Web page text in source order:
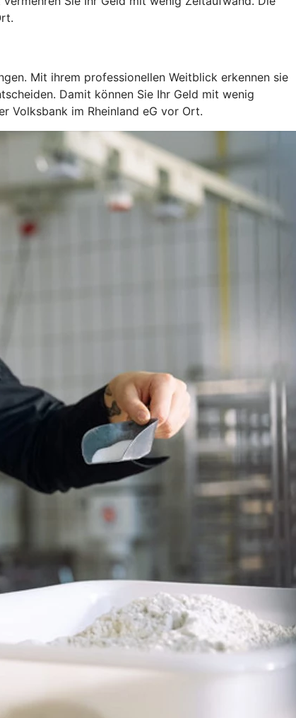
Mit ihrem professionellen Weitblick erkennen sie
Damit können Sie Ihr Geld mit wenig
Volksbank im Rheinland eG vor Ort.